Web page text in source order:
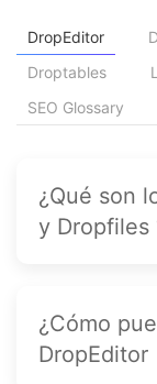
DropEditor
Droptables
SEO Glossary
¿Qué son
y Dropfiles
¿Cómo
DropEditor